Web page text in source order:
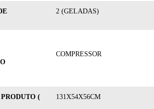
2 (GELADAS)
COMPRESSOR
(
131X54X56CM